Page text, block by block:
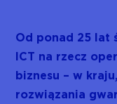
Od ponad 25 lat
ICT na rzecz
biznesu – w
rozwiązania